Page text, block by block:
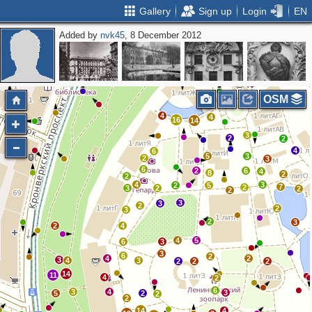
Gallery Sign up Login EN
Added bynvk45, 8 December 2012
2
2
2
3 4
6
2
6
4 16 14
5
4
2
2
8
5
2
2
3
2
2 2
2
7
3 2
2
3
3
6
4
3
2
4
2
3
2
5
11 14
3 4
3
4
4
2
2 2
3
2
6 3
2
2
2
5
2
3 4
3
2
6
3
6
4
4
3
2
OSM